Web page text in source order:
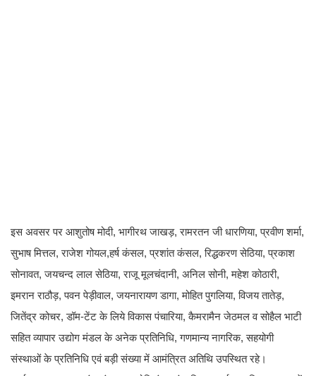
इस अवसर पर आशुतोष मोदी, भागीरथ जाखड़, रामरतन जी धारणिया, प्रवीण शर्मा,
सुभाष मित्तल, राजेश गोयल,हर्ष कंसल, प्रशांत कंसल, रिद्धकरण सेठिया, प्रकाश
सोनावत, जयचन्द लाल सेठिया, राजू मूलचंदानी, अनिल सोनी, महेश कोठारी,
इमरान राठौड़, पवन पेड़ीवाल, जयनारायण डागा, मोहित पुगलिया, विजय तातेड़,
जितेंद्र कोचर, डॉम-टेंट के लिये विकास पंचारिया, कैमरामैन जेठमल व सोहैल भाटी
सहित व्यापार उद्योग मंडल के अनेक प्रतिनिधि, गणमान्य नागरिक, सहयोगी
संस्थाओं के प्रतिनिधि एवं बड़ी संख्या में आमंत्रित अतिथि उपस्थित रहे।